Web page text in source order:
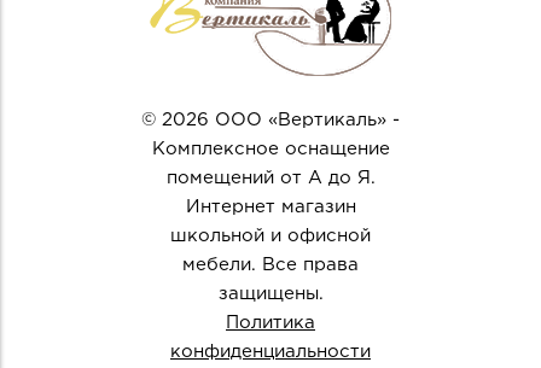
© 2026 ООО «Вертикаль» -
Комплексное оснащение
помещений от А до Я.
Интернет магазин
школьной и офисной
мебели. Все права
защищены.
Политика
конфиденциальности